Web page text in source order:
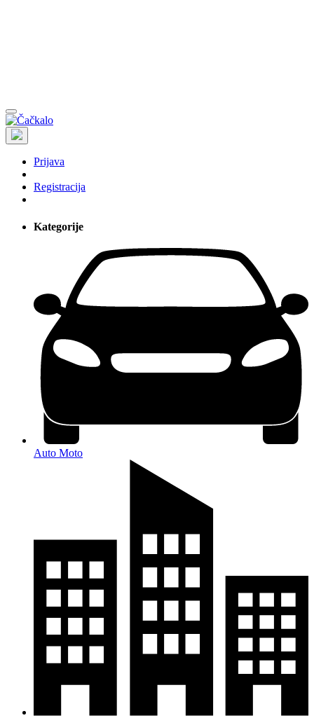
Prijava
Registracija
Kategorije
Auto Moto